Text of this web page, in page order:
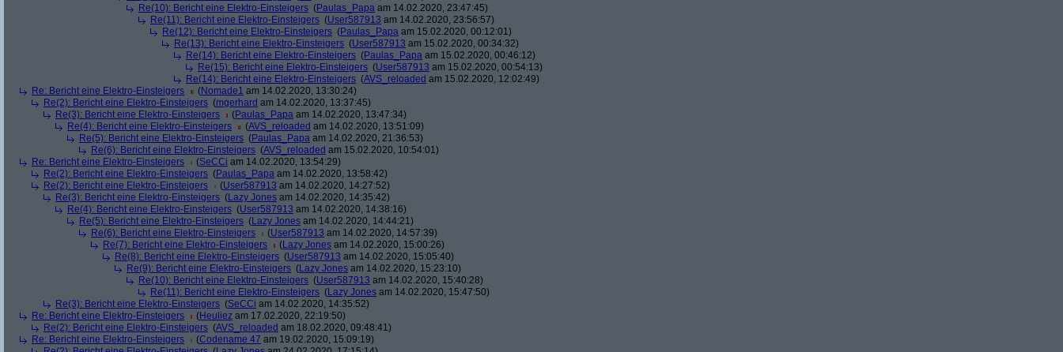
Re(10): Bericht eine Elektro-Einsteigers (Paulas_Papa am 14.02.2020, 23:47:45)
Re(11): Bericht eine Elektro-Einsteigers (User587913 am 14.02.2020, 23:56:57)
Re(12): Bericht eine Elektro-Einsteigers (Paulas_Papa am 15.02.2020, 00:12:01)
Re(13): Bericht eine Elektro-Einsteigers (User587913 am 15.02.2020, 00:34:32)
Re(14): Bericht eine Elektro-Einsteigers (Paulas_Papa am 15.02.2020, 00:46:12)
Re(15): Bericht eine Elektro-Einsteigers (User587913 am 15.02.2020, 00:54:13)
Re(14): Bericht eine Elektro-Einsteigers (AVS_reloaded am 15.02.2020, 12:02:49)
Re: Bericht eine Elektro-Einsteigers
(Nomade1 am 14.02.2020, 13:30:24)
Re(2): Bericht eine Elektro-Einsteigers (mgerhard am 14.02.2020, 13:37:45)
Re(3): Bericht eine Elektro-Einsteigers
(Paulas_Papa am 14.02.2020, 13:47:34)
Re(4): Bericht eine Elektro-Einsteigers
(AVS_reloaded am 14.02.2020, 13:51:09)
Re(5): Bericht eine Elektro-Einsteigers (Paulas_Papa am 14.02.2020, 21:36:53)
Re(6): Bericht eine Elektro-Einsteigers (AVS_reloaded am 15.02.2020, 10:54:01)
Re: Bericht eine Elektro-Einsteigers
(SeCCi am 14.02.2020, 13:54:29)
Re(2): Bericht eine Elektro-Einsteigers (Paulas_Papa am 14.02.2020, 13:58:42)
Re(2): Bericht eine Elektro-Einsteigers
(User587913 am 14.02.2020, 14:27:52)
Re(3): Bericht eine Elektro-Einsteigers (Lazy Jones am 14.02.2020, 14:35:42)
Re(4): Bericht eine Elektro-Einsteigers (User587913 am 14.02.2020, 14:38:16)
Re(5): Bericht eine Elektro-Einsteigers (Lazy Jones am 14.02.2020, 14:44:21)
Re(6): Bericht eine Elektro-Einsteigers
(User587913 am 14.02.2020, 14:57:39)
Re(7): Bericht eine Elektro-Einsteigers
(Lazy Jones am 14.02.2020, 15:00:26)
Re(8): Bericht eine Elektro-Einsteigers (User587913 am 14.02.2020, 15:05:40)
Re(9): Bericht eine Elektro-Einsteigers (Lazy Jones am 14.02.2020, 15:23:10)
Re(10): Bericht eine Elektro-Einsteigers (User587913 am 14.02.2020, 15:40:28)
Re(11): Bericht eine Elektro-Einsteigers (Lazy Jones am 14.02.2020, 15:47:50)
Re(3): Bericht eine Elektro-Einsteigers (SeCCi am 14.02.2020, 14:35:52)
Re: Bericht eine Elektro-Einsteigers
(Heuliez am 17.02.2020, 22:19:50)
Re(2): Bericht eine Elektro-Einsteigers (AVS_reloaded am 18.02.2020, 09:48:41)
Re: Bericht eine Elektro-Einsteigers
(Codename 47 am 19.02.2020, 15:09:19)